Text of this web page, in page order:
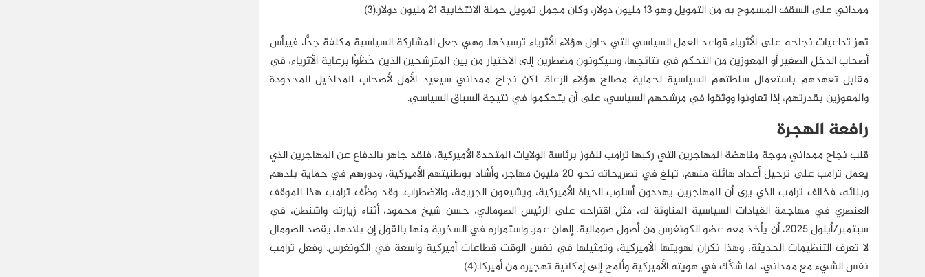
ممداني على السقف المسموح به من التمويل وهو 13 مليون دولار، وكان مجمل تمويل حملة الانتخابية 21 مليون دولار.(3)
تهز تداعيات نجاحه على الأثرياء قواعد العمل السياسي التي حاول هؤلاء الأثرياء ترسيخها، وهي جعل المشاركة السياسية مكلفة جدًّا، فييأس
أصحاب الدخل الصغير أو المعوزين من التحكم في نتائجها، وسيكونون مضطرين إلى الاختيار من بين المترشحين الذين حَظَوْا برعاية الأثرياء، في
مقابل تعهدهم باستعمال سلطتهم السياسية لحماية مصالح هؤلاء الرعاة. لكن نجاح ممداني سيعيد الأمل لأصحاب المداخيل المحدودة
والمعوزين بقدرتهم، إذا تعاونوا ووثقوا في مرشحهم السياسي، على أن يتحكموا في نتيجة السباق السياسي.
رافعة الهجرة
قلب نجاح ممداني موجة مناهضة المهاجرين التي ركبها ترامب للفوز برئاسة الولايات المتحدة الأميركية، فلقد جاهر بالدفاع عن المهاجرين الذي
يعمل ترامب على ترحيل أعداد هائلة منهم، تبلغ في تصريحاته نحو 20 مليون مهاجر، وأشاد بوطنيتهم الأميركية، ودورهم في حماية بلدهم
وبنائه، فخالف ترامب الذي يرى أن المهاجرين يهددون أسلوب الحياة الأميركية، ويشيعون الجريمة، والاضطراب. وقد وظَّف ترامب هذا الموقف
العنصري في مهاجمة القيادات السياسية المناوئة له، مثل اقتراحه على الرئيس الصومالي، حسن شيخ محمود، أثناء زيارته واشنطن، في
سبتمبر/أيلول 2025، أن يأخذ معه عضو الكونغرس من أصول صومالية، إلهان عمر. واستمراره في السخرية منها بالقول إن بلادها، يقصد الصومال
لا تعرف التنظيمات الحديثة، وهذا نكران لهويتها الأميركية، وتمثيلها في نفس الوقت قطاعات أميركية واسعة في الكونغرس. وفعل ترامب
نفس الشيء مع ممداني، لما شكَّك في هويته الأميركية وألمح إلى إمكانية تهجيره من أميركا.(4)